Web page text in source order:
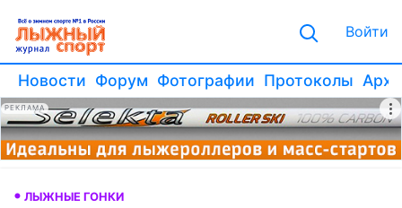
Войти
Новости Форум Фотографии Протоколы
РЕКЛАМА
ЛЫЖНЫЕ ГОНКИ